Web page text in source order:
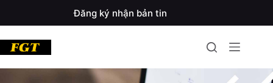
Đăng ký nhận bản tin